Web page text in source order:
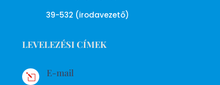
39-532 (irodavezető)
LEVELEZÉSI CÍMEK
l E-mail